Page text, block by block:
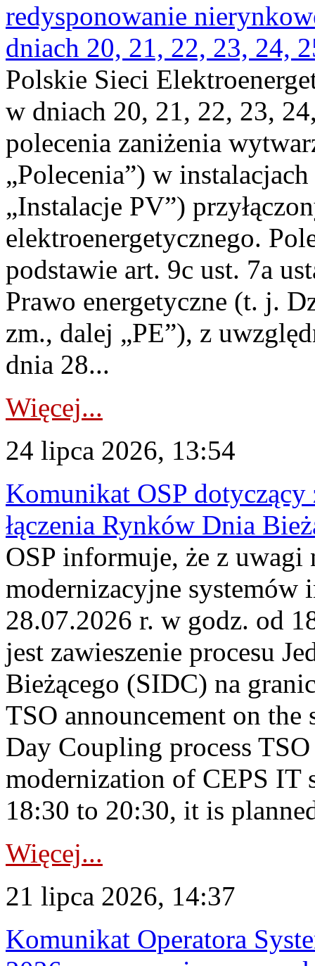
redysponowanie
dniach 20, 21, 22, 23, 24,
Polskie Sieci
w dniach 20, 21, 22, 23,
polecenia zaniżenia
„Polecenia”) w
„Instalacje PV”)
elektroenergetycznego.
podstawie art. 9c ust. 7a
Prawo energetyczne (t. j.
zm., dalej „PE”), z
dnia 28...
Więcej...
24 lipca 2026, 13:54
Komunikat OSP dotyczący
łączenia Rynków Dnia
OSP informuje, że z uwagi
modernizacyjne
28.07.2026 r. w godz. od
jest zawieszenie procesu
Bieżącego (SIDC) na
TSO announcement on
Day Coupling process
modernization of CEPS IT
18:30 to 20:30, it is
Więcej...
21 lipca 2026, 14:37
Komunikat Operatora